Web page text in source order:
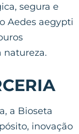
segura e
Aedes aegypti
natureza.
a Bioseta
inovação